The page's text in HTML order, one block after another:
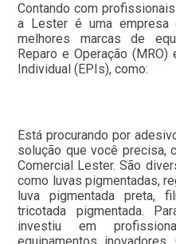
Contando com
a Lester é uma empresa
melhores marcas de
Reparo e Operação
Individual (EPIs), como:
Está procurando por
solução que você precisa,
Comercial Lester. São
como luvas pigmentadas,
luva pigmentada preta,
tricotada pigmentada.
investiu em